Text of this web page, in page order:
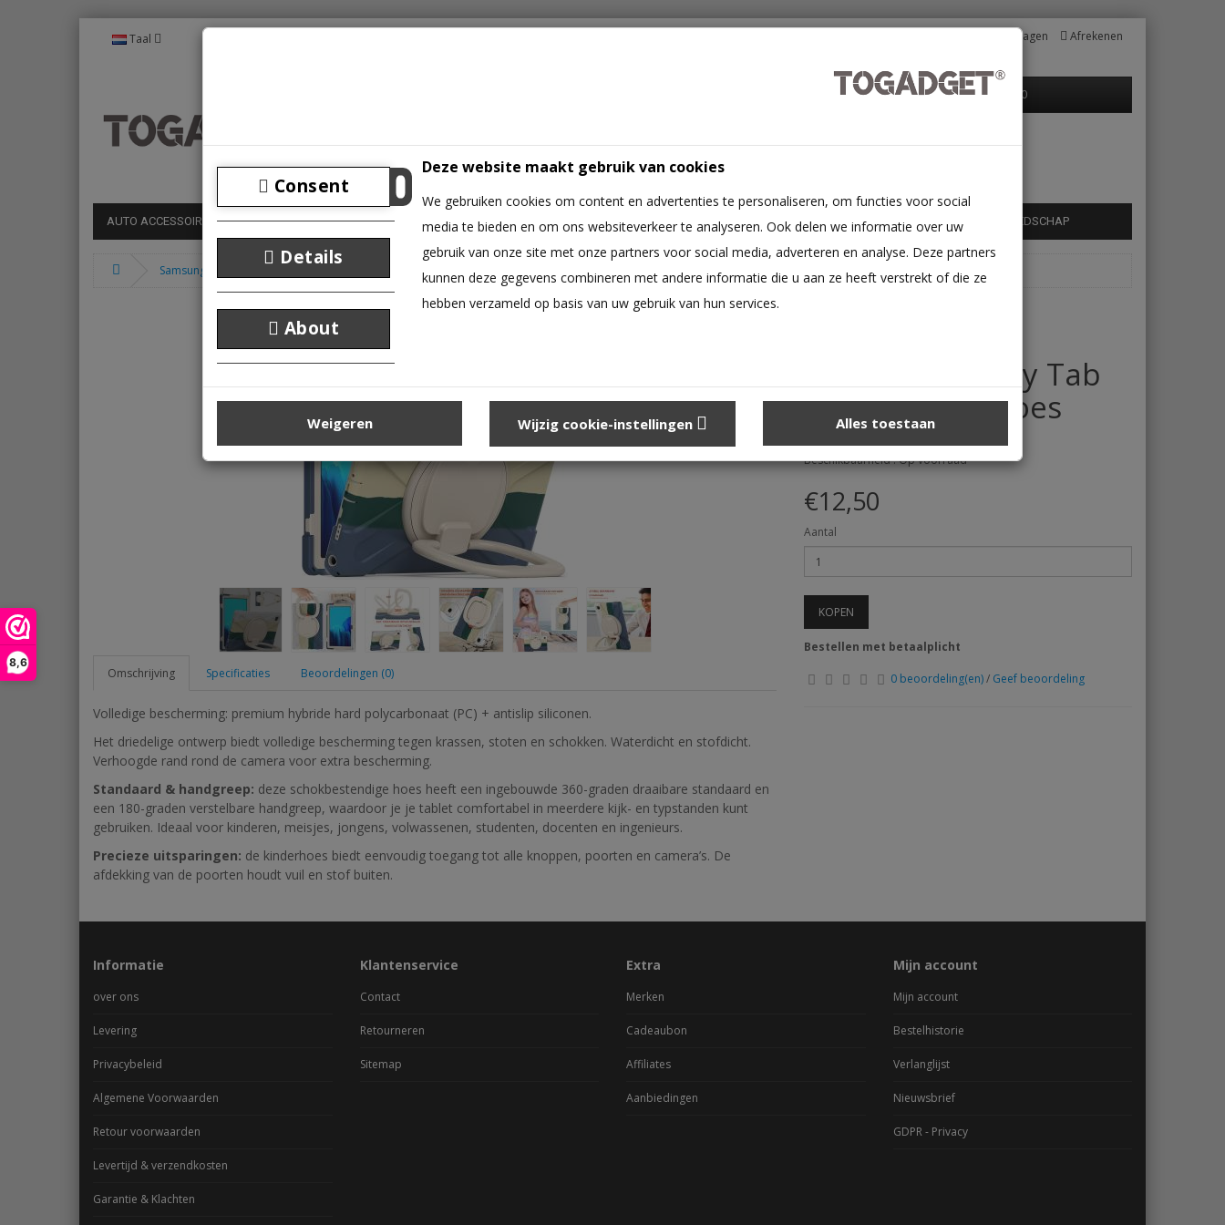
8,6
Taal Winkelwagen Afrekenen
0 product(en) - €0,00
AUTO ACCESSOIRES MEDIA GADGET VERLICHTING IPHONE GALAXY A GALAXY S OPPO XIAOMI HUAWEI NINTENDO GEREEDSCHAP
Samsung Galaxy Tab S6 Lite 10.4 - Hoes
Omschrijving Specificaties Beoordelingen (0)
Volledige bescherming: premium hybride hard polycarbonaat (PC) + antislip siliconen.
Het driedelige ontwerp biedt volledige bescherming tegen krassen, stoten en schokken. Waterdicht en stofdicht.
Verhoogde rand rond de camera voor extra bescherming.
Standaard & handgreep: deze schokbestendige hoes heeft een ingebouwde 360-graden draaibare standaard en
een 180-graden verstelbare handgreep, waardoor je je tablet comfortabel in meerdere kijk- en typstanden kunt
gebruiken. Ideaal voor kinderen, meisjes, jongens, volwassenen, studenten, docenten en ingenieurs.
Precieze uitsparingen: de kinderhoes biedt eenvoudig toegang tot alle knoppen, poorten en camera’s. De
afdekking van de poorten houdt vuil en stof buiten.
Samsung Galaxy Tab
S6 Lite 10.4 - Hoes
Beschikbaarheid : Op voorraad
€12,50
Aantal
KOPEN
Bestellen met betaalplicht
0 beoordeling(en)/ Geef beoordeling
Informatie
over ons
Levering
Privacybeleid
Algemene Voorwaarden
Retour voorwaarden
Levertijd & verzendkosten
Garantie & Klachten
Klantenservice
Contact
Retourneren
Sitemap
Extra
Merken
Cadeaubon
Affiliates
Aanbiedingen
Mijn account
Mijn account
Bestelhistorie
Verlanglijst
Nieuwsbrief
GDPR - Privacy
Consent
Details
About
Deze website maakt gebruik van cookies
We gebruiken cookies om content en advertenties te personaliseren, om functies voor social
media te bieden en om ons websiteverkeer te analyseren. Ook delen we informatie over uw
gebruik van onze site met onze partners voor social media, adverteren en analyse. Deze partners
kunnen deze gegevens combineren met andere informatie die u aan ze heeft verstrekt of die ze
hebben verzameld op basis van uw gebruik van hun services.
Weigeren Wijzig cookie-instellingen Alles toestaan